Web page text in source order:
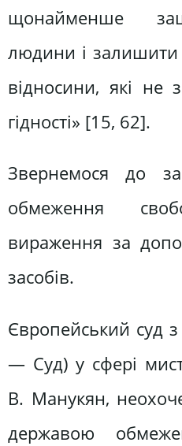
щонайменше
людини і
відносини, які не
гідності» [15, 62].
Звернемося до
обмеження
вираження за
засобів.
Європейський суд
— Суд) у сфері
В. Манукян,
державою